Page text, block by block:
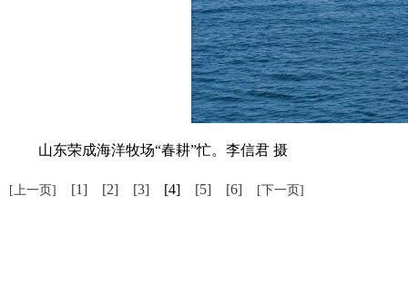
山东荣成海洋牧场“春耕”忙。李信君 摄
[上一页] [1] [2] [3] [4] [5] [6] [下一页]